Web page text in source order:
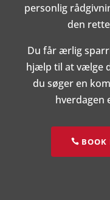
personlig
den
Du får ærlig
hjælp til at vælge
du søger en
hverdagen
BOOK